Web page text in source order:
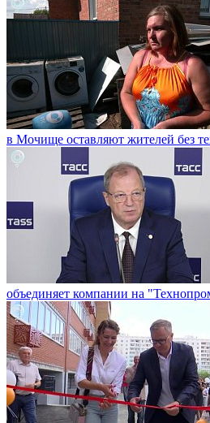
в Мочище оставляют жителей без
объединяет компании на